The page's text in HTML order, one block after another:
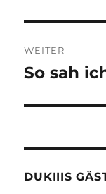
:
WEITER
Nächster
So sah
DUKIIIS